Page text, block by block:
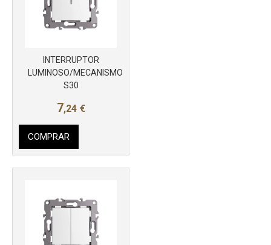
INTERRUPTOR
LUMINOSO/MECANISMO
S30
7,24 €
COMPRAR
Más info